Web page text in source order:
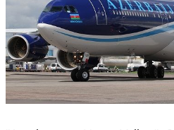
Çarpaz baxış
Təhlil
Siyasi
Geosiyasi
İqtisadi
Sosioloji